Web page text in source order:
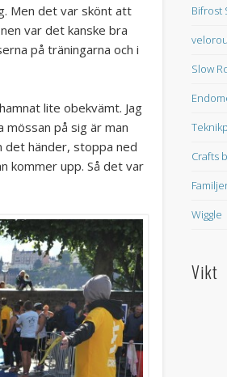
Men det var skönt att
var det kanske bra
på träningarna och i
lite obekvämt. Jag
på sig är man
händer, stoppa ned
kommer upp. Så det var
Bifrost
Slow
Crafts
Wiggle
Vikt